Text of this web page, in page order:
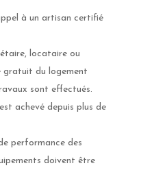
à un artisan certifié
locataire ou
du logement
sont effectués.
achevé depuis plus de
performance des
doivent être